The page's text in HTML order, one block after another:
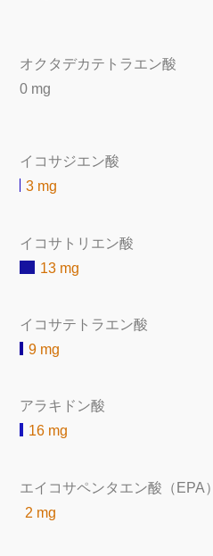
オクタデカテトラエン酸
0 mg
イコサジエン酸
3 mg
イコサトリエン酸
13 mg
イコサテトラエン酸
9 mg
アラキドン酸
16 mg
エイコサペンタエン酸（EPA）
2 mg